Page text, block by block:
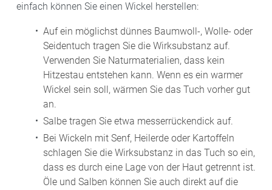
einfach können Sie einen Wickel herstellen:
Auf ein möglichst dünnes Baumwoll-, Wolle- oder
Seidentuch tragen Sie die Wirksubstanz auf.
Verwenden Sie Naturmaterialien, dass kein
Hitzestau entstehen kann. Wenn es ein warmer
Wickel sein soll, wärmen Sie das Tuch vorher gut
an.
Salbe tragen Sie etwa messerrückendick auf.
Bei Wickeln mit Senf, Heilerde oder Kartoffeln
schlagen Sie die Wirksubstanz in das Tuch so ein,
dass es durch eine Lage von der Haut getrennt ist.
Öle und Salben können Sie auch direkt auf die